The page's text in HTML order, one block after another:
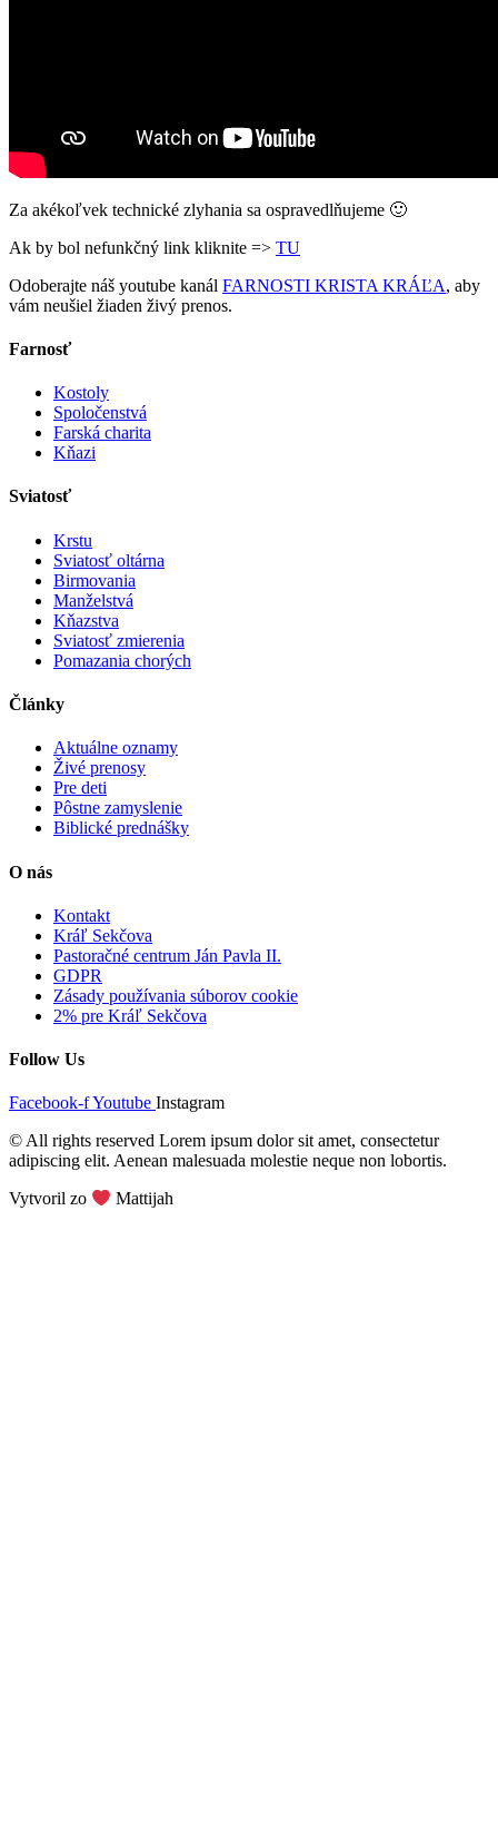
Za akékoľvek technické zlyhania sa ospravedlňujeme 🙂
Ak by bol nefunkčný link kliknite => TU
Odoberajte náš youtube kanál FARNOSTI KRISTA KRÁĽA, aby
vám neušiel žiaden živý prenos.
Farnosť
Kostoly
Spoločenstvá
Farská charita
Kňazi
Sviatosť
Krstu
Sviatosť oltárna
Birmovania
Manželstvá
Kňazstva
Sviatosť zmierenia
Pomazania chorých
Články
Aktuálne oznamy
Živé prenosy
Pre deti
Pôstne zamyslenie
Biblické prednášky
O nás
Kontakt
Kráľ Sekčova
Pastoračné centrum Ján Pavla II.
GDPR
Zásady používania súborov cookie
2% pre Kráľ Sekčova
Follow Us
Facebook-fYoutube Instagram
© All rights reserved Lorem ipsum dolor sit amet, consectetur
adipiscing elit. Aenean malesuada molestie neque non lobortis.
Vytvoril zo Mattijah